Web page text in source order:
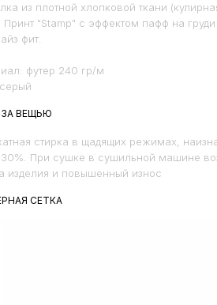
из плотной хлопковой ткани
Принт "Stamp" с эффектом пафф на
фит.
футер 240 гр/м
ВЕЩЬЮ
стирка в щадящих режимах,
При сушке в сушильной машине
изделия и повышенный износ
СЕТКА